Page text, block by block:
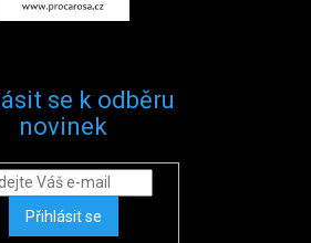
se k odběru
novinek
Přihlásit se